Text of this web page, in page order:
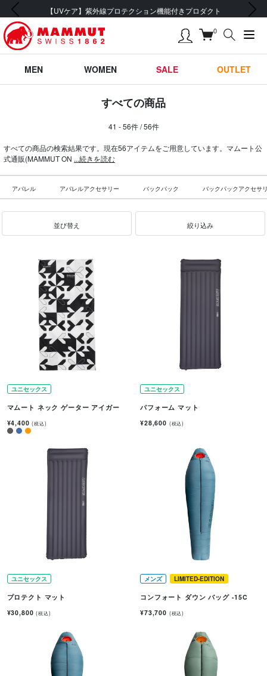
【UVケア】紫外線プロテクション機能付きプロダクト
前の画像 次の画像
0
MEN WOMEN SALE OUTLET
すべての商品
41 - 56件 / 56件
すべての商品の検索結果です。現在56アイテムをご用意しています。マムート公
式通販(MAMMUT ON ...続きを読む
アパレル アパレルアクセサリー バックパック バックパックアクセサ
並び替え 絞り込み
ユニセックス
マムート ネック ゲーター アイガー
¥4,400(税込)
ユニセックス
パフォーム マット
¥28,600 (税込)
ユニセックス
プロテクト マット
¥30,800(税込)
メンズ LIMITED-EDITION
コンフォート ダウン バッグ -15C
¥73,700 (税込)